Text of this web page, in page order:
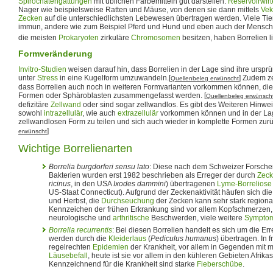
Nager wie beispielsweise Ratten und Mäuse, von denen sie dann mittels
Zecken auf die unterschiedlichsten Lebewesen übertragen werden. Viele
immun, andere wie zum Beispiel Pferd und Hund und eben auch der
die meisten Prokaryoten zirkuläre Chromosomen besitzen, haben Borrelien
Formveränderung
Invitro-Studien weisen darauf hin, dass Borrelien in der Lage sind ihre
unter Stress in eine Kugelform umzuwandeln.[Quellenbeleg erwünscht] Zudem
dass Borrelien auch noch in weiteren Formvarianten vorkommen können,
Formen oder Sphäroblasten zusammengefasst werden. [Quellenbeleg
defizitäre Zellwand oder sind sogar zellwandlos. Es gibt des Weiteren
sowohl intrazellulär, wie auch extrazellulär vorkommen können und in der
zellwandlosen Form zu teilen und sich auch wieder in komplette Formen
erwünscht]
Wichtige Borrelienarten
Borrelia burgdorferi sensu lato: Diese nach dem Schweizer
Bakterien wurden erst 1982 beschrieben als Erreger der durch
ricinus, in den USAIxodes dammini) übertragenen Lyme-Borreliose
US-Staat Connecticut). Aufgrund der Zeckenaktivität häufen sich
und Herbst, die Durchseuchung der Zecken kann sehr stark
Kennzeichen der frühen Erkrankung sind vor allem
neurologische und arthritische Beschwerden, viele weitere
Borrelia recurrentis: Bei diesen Borrelien handelt es sich um die
werden durch die Kleiderlaus (Pediculus humanus) übertragen. In
regelrechten Epidemien der Krankheit, vor allem in Gegenden mit
Läusebefall , heute ist sie vor allem in den kühleren Gebieten
Kennzeichnend für die Krankheit sind starke Fieberschübe.